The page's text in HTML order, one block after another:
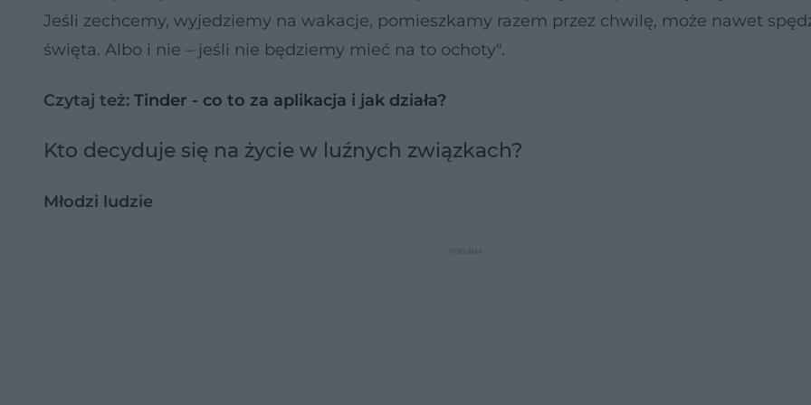
Jeśli zechcemy, wyjedziemy na wakacje, pomieszkamy razem przez chwilę, może nawet
święta. Albo i nie – jeśli nie będziemy mieć na to ochoty".
Czytaj też: Tinder - co to za aplikacja i jak działa?
Kto decyduje się na życie w luźnych związkach?
Młodzi ludzie